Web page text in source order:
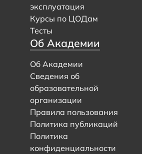
эксплуатация
Курсы по ЦОДам
Тесты
Об Академии
Об Академии
Сведения об
образовательной
организации
Правила пользования
Политика публикаций
Политика
конфиденциальности